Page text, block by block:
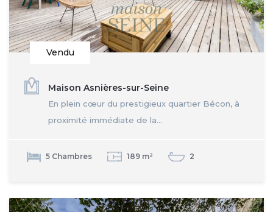
Vendu
Maison Asnières-sur-Seine
En plein cœur du prestigieux quartier Bécon, à
proximité immédiate de la...
5 Chambres 189 m² 2